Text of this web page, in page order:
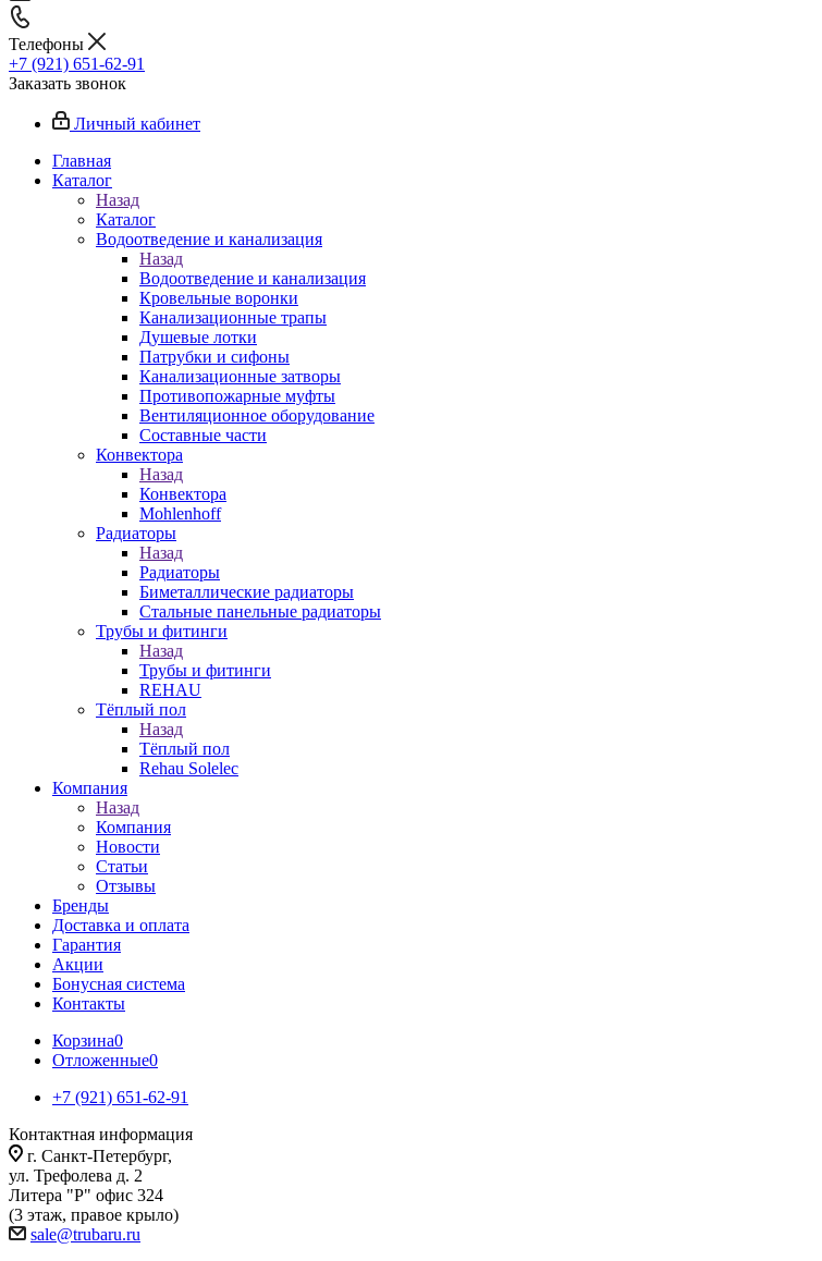
Телефоны
+7 (921) 651-62-91
Заказать звонок
Личный кабинет
Главная
Каталог
Назад
Каталог
Водоотведение и канализация
Назад
Водоотведение и канализация
Кровельные воронки
Канализационные трапы
Душевые лотки
Патрубки и сифоны
Канализационные затворы
Противопожарные муфты
Вентиляционное оборудование
Составные части
Конвектора
Назад
Конвектора
Mohlenhoff
Радиаторы
Назад
Радиаторы
Биметаллические радиаторы
Стальные панельные радиаторы
Трубы и фитинги
Назад
Трубы и фитинги
REHAU
Тёплый пол
Назад
Тёплый пол
Rehau Solelec
Компания
Назад
Компания
Новости
Статьи
Отзывы
Бренды
Доставка и оплата
Гарантия
Акции
Бонусная система
Контакты
Корзина0
Отложенные0
+7 (921) 651-62-91
Контактная информация
г. Санкт-Петербург,
ул. Трефолева д. 2
Литера "Р" офис 324
(3 этаж, правое крыло)
sale@trubaru.ru